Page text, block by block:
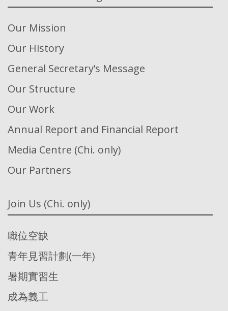
Our Mission
Our History
General Secretary’s Message
Our Structure
Our Work
Annual Report and Financial Report
Media Centre (Chi. only)
Our Partners
Join Us (Chi. only)
職位空缺
青年見習計劃(一年)
暑期實習生
成為義工